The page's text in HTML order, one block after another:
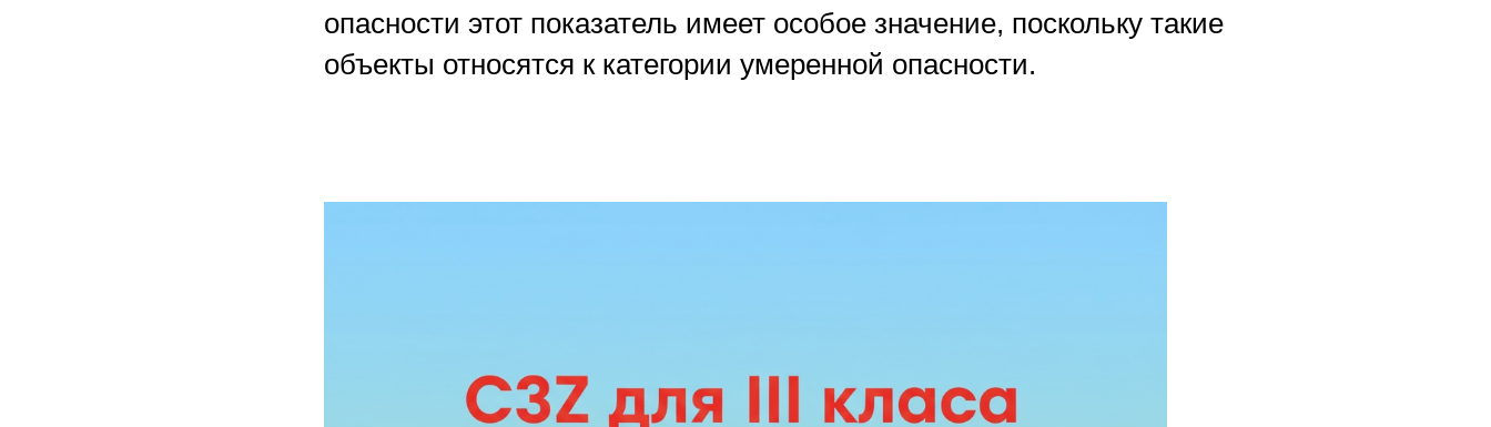
опасности этот показатель имеет особое значение, поскольку такие
объекты относятся к категории умеренной опасности.